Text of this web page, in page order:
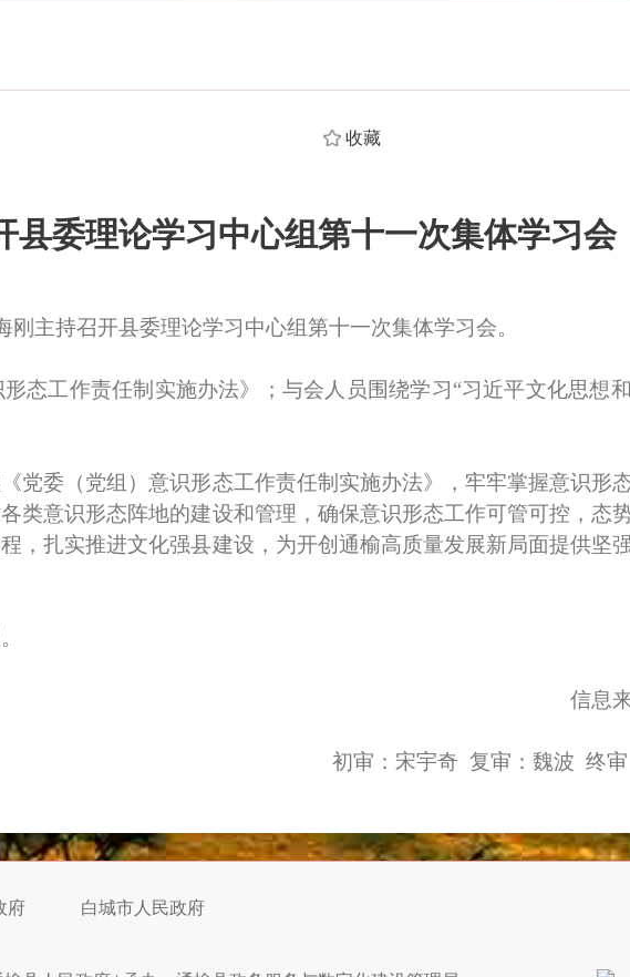
收藏
县委理论学习中心组第十一次集体学习会
主持召开县委理论学习中心组第十一次集体学习会。
工作责任制实施办法》；与会人员围绕学习“习近平文化思想
委（党组）意识形态工作责任制实施办法》，牢牢掌握意识形态
类意识形态阵地的建设和管理，确保意识形态工作可管可控，态
，扎实推进文化强县建设，为开创通榆高质量发展新局面提供坚
信息
初审：宋宇奇 复审：魏波 终
府 白城市人民政府